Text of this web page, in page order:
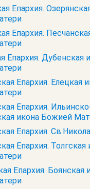
Епархия.
Епархия.
Епархия. Дубенская
Епархия. Елецкая
Епархия.
икона Божией
Епархия.
Епархия. Толгская
Епархия. Боянская